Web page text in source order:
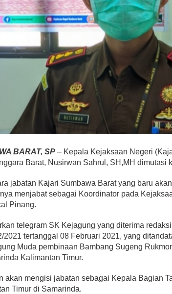
BARAT, SP – Kepala Kejaksaan Negeri
Barat, Nusirwan Sahrul, SH,MH dimutasi
jabatan Kajari Sumbawa Barat yang baru
menjabat sebagai Koordinator pada
Pinang.
telegram SK Kejagung yang diterima
2021 tertanggal 08 Februari 2021, yang
Muda pembinaan Bambang Sugeng
Kalimantan Timur.
akan mengisi jabatan sebagai Kepala Bagian
Timur di Samarinda.
Peringatan Hari Kartini,
Sarat Makna
Di HEADLINE, KSB, Politik, SOSOK April 21, 2026